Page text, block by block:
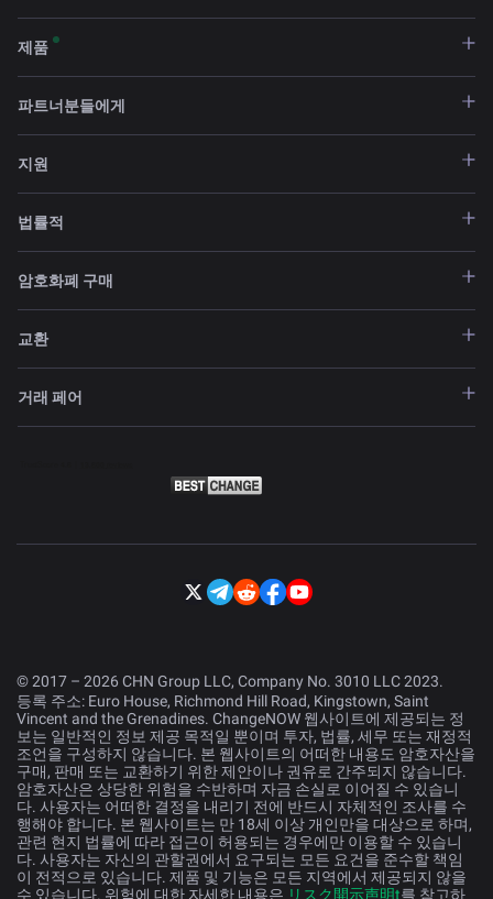
제품
파트너분들에게
지원
법률적
암호화폐 구매
교환
거래 페어
© 2017 – 2026 CHN Group LLC, Company No. 3010 LLC 2023.
등록 주소: Euro House, Richmond Hill Road, Kingstown, Saint
Vincent and the Grenadines. ChangeNOW 웹사이트에 제공되는 정
보는 일반적인 정보 제공 목적일 뿐이며 투자, 법률, 세무 또는 재정적
조언을 구성하지 않습니다. 본 웹사이트의 어떠한 내용도 암호자산을
구매, 판매 또는 교환하기 위한 제안이나 권유로 간주되지 않습니다.
암호자산은 상당한 위험을 수반하며 자금 손실로 이어질 수 있습니
다. 사용자는 어떠한 결정을 내리기 전에 반드시 자체적인 조사를 수
행해야 합니다. 본 웹사이트는 만 18세 이상 개인만을 대상으로 하며,
관련 현지 법률에 따라 접근이 허용되는 경우에만 이용할 수 있습니
다. 사용자는 자신의 관할권에서 요구되는 모든 요건을 준수할 책임
이 전적으로 있습니다. 제품 및 기능은 모든 지역에서 제공되지 않을
수 있습니다. 위험에 대한 자세한 내용은 リスク開示声明t를 참고하